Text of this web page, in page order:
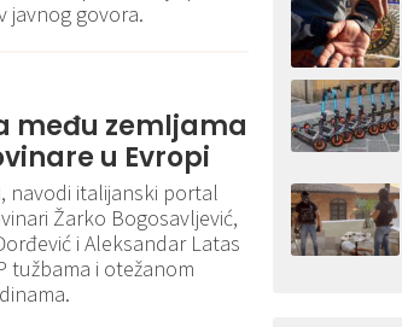
govora.
među zemljama
u Evropi
navodi italijanski portal
Žarko Bogosavljević,
i Aleksandar Latas
tužbama i otežanom